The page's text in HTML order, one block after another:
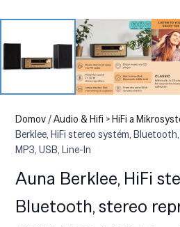
Domov/Audio & Hifi > HiFi a
Berklee, HiFi stereo systém,
MP3, USB, Line-In
Auna Berklee, HiFi
Bluetooth, stereo